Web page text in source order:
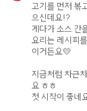
고기를 먼저 볶
으신데요!?
게다가 소스 간
요리는 레시피
이거든요💛
지금처럼 차근
요 ㅎㅎ
첫 시작이 좋네